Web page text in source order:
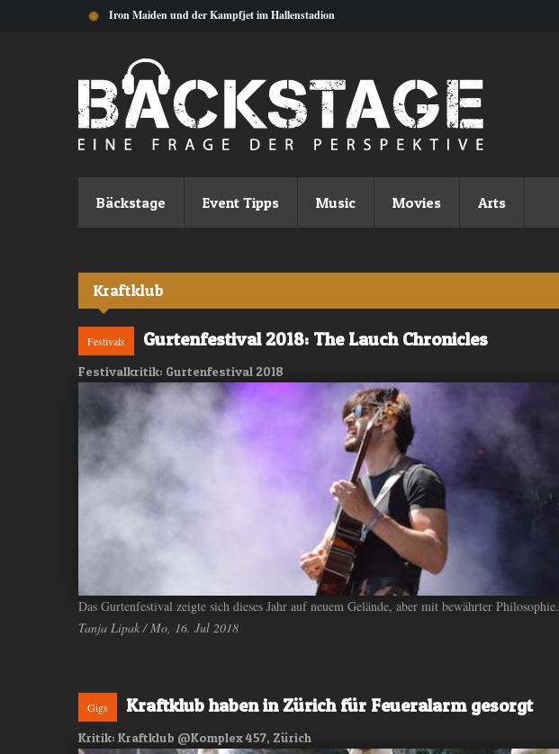
Direkt zum Inhalt Iron Maiden und der Kampfjet im Hallenstadion
Bäckstage Event Tipps Music Movies Arts
Kraftklub
Festivals Gurtenfestival 2018: The Lauch Chronicles
Festivalkritik: Gurtenfestival 2018
Das Gurtenfestival zeigte sich dieses Jahr auf neuem Gelände, aber mit bewährter Philosophie.
Tanja Lipak / Mo, 16. Jul 2018
Gigs Kraftklub haben in Zürich für Feueralarm gesorgt
Kritik: Kraftklub @Komplex 457, Zürich
ANDIYAH - «Frequency»